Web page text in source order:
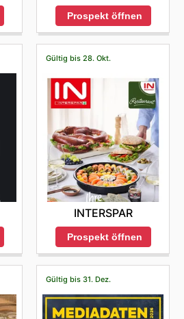
Prospekt öffnen
Gültig bis 28. Okt.
INTERSPAR
Prospekt öffnen
Gültig bis 31. Dez.